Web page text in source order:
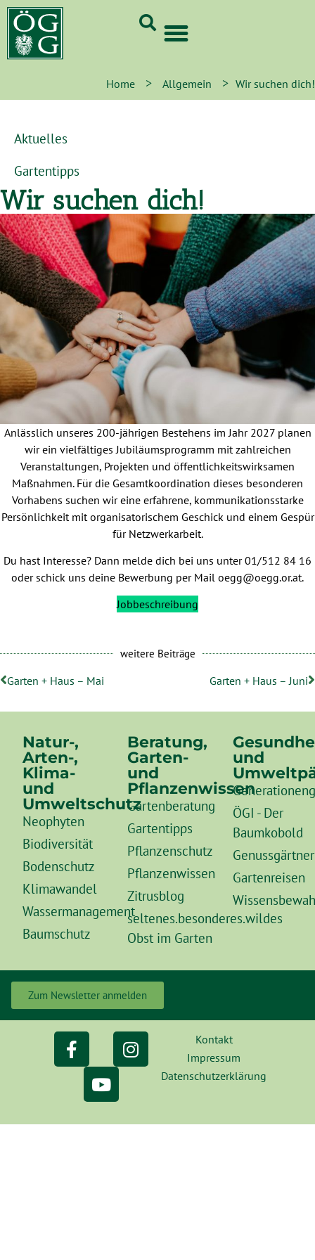
Home > Allgemein > Wir suchen dich!
Aktuelles
Gartentipps
Wir suchen dich!
Anlässlich unseres 200-jährigen Bestehens im Jahr 2027 planen
wir ein vielfältiges Jubiläumsprogramm mit zahlreichen
Veranstaltungen, Projekten und öffentlichkeitswirksamen
Maßnahmen. Für die Gesamtkoordination dieses besonderen
Vorhabens suchen wir eine erfahrene, kommunikationsstarke
Persönlichkeit mit organisatorischem Geschick und einem Gespür
für Netzwerkarbeit.
Du hast Interesse? Dann melde dich bei uns unter 01/512 84 16
oder schick uns deine Bewerbung per Mail oegg@oegg.or.at.
Jobbeschreibung
weitere Beiträge
Garten + Haus – Mai Garten + Haus – Juni
Natur-,
Arten-,
Klima-
und
Umweltschutz
Neophyten
Biodiversität
Bodenschutz
Klimawandel
Wassermanagement
Baumschutz
Beratung,
Garten-
und
Pflanzenwissen
Gartenberatung
Gartentipps
Pflanzenschutz
Pflanzenwissen
Zitrusblog
seltenes.besonderes.wildes
Obst im Garten
und
ÖGI - Der
Baumkobold
Gartenreisen
Zum Newsletter anmelden
Kontakt
Impressum
Datenschutzerklärung